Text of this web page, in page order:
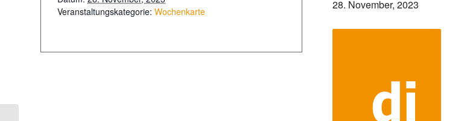
28. November, 2023
Veranstaltungskategorie: Wochenkarte